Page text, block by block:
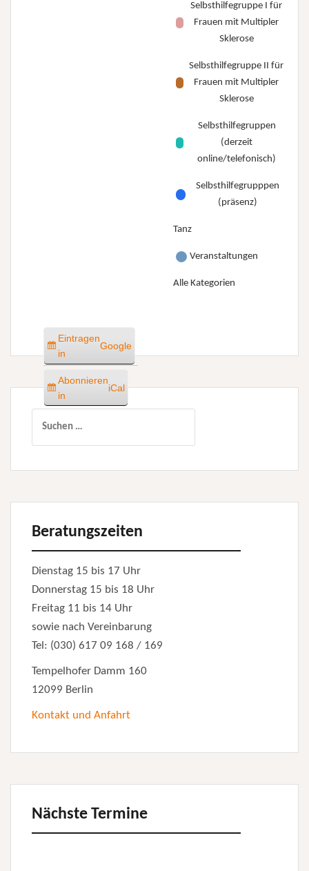
Selbsthilfegruppe I für
Frauen mit Multipler
Sklerose
Selbsthilfegruppe II für
Frauen mit Multipler
Sklerose
Selbsthilfegruppen
(derzeit
online/telefonisch)
Selbsthilfegrupppen
(präsenz)
Tanz
Veranstaltungen
Alle Kategorien
Eintragen
in
Google
Abonnieren
in
iCal
Beratungszeiten
Dienstag 15 bis 17 Uhr
Donnerstag 15 bis 18 Uhr
Freitag 11 bis 14 Uhr
sowie nach Vereinbarung
Tel: (030) 617 09 168 / 169
Tempelhofer Damm 160
12099 Berlin
Kontakt und Anfahrt
Nächste Termine